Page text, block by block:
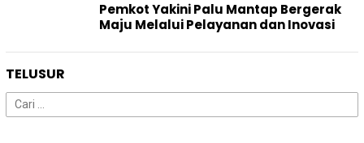
Pemkot Yakini Palu Mantap Bergerak
Maju Melalui Pelayanan dan Inovasi
TELUSUR
Cari
untuk: